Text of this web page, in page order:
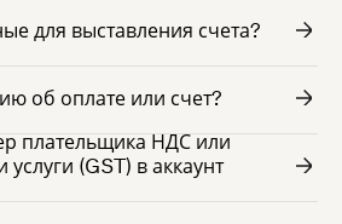
для выставления счета?
об оплате или счет?
плательщика НДС или
(GST) в аккаунт